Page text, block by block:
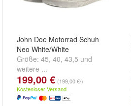
John Doe Motorrad Schuh
Neo White/White
Größe: 45, 40, 43,5 und
weitere ...
199,00 € (199,00 €/)
Kostenloser Versand